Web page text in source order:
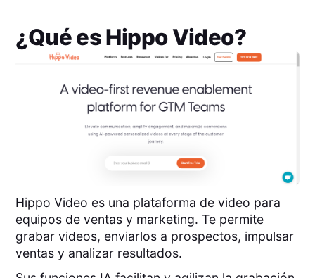
¿Qué esHippo Video?
Hippo Video es una plataforma de video para
equipos de ventas y marketing. Te permite
grabar videos, enviarlos a prospectos, impulsar
ventas y analizar resultados.